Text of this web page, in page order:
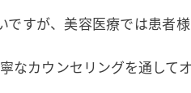
すが、美容医療では患者
なカウンセリングを通して